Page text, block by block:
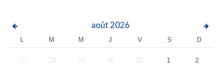
août 2026
L M M J V S D
27 28 29 30 31 1 2